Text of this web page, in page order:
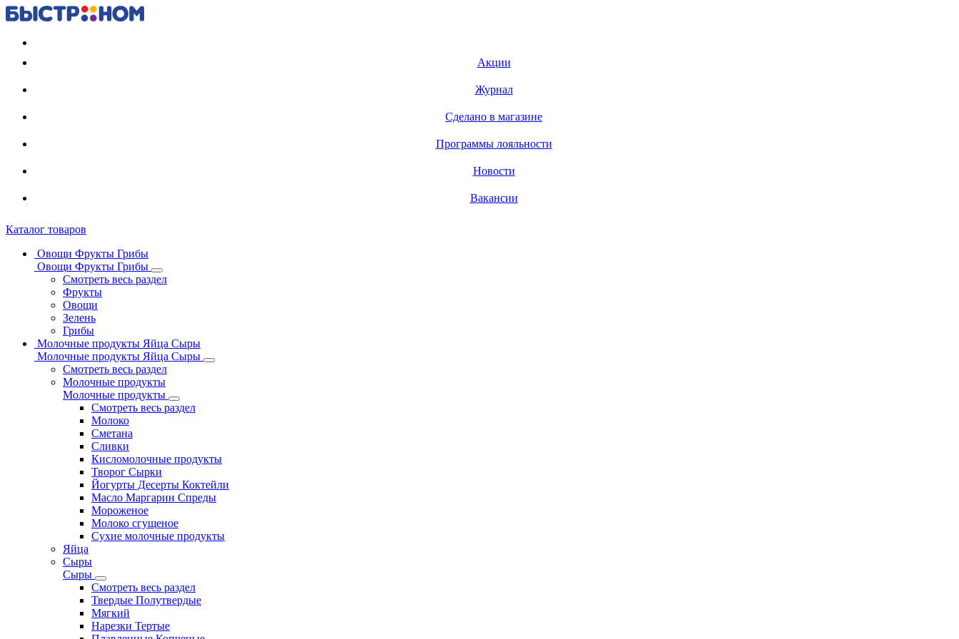
Акции
Журнал
Сделано в магазине
Программы лояльности
Новости
Вакансии
Каталог товаров
Овощи Фрукты Грибы
Овощи Фрукты Грибы
Смотреть весь раздел
Фрукты
Овощи
Зелень
Грибы
Молочные продукты Яйца Сыры
Молочные продукты Яйца Сыры
Смотреть весь раздел
Молочные продукты
Молочные продукты
Смотреть весь раздел
Молоко
Сметана
Сливки
Кисломолочные продукты
Творог Сырки
Йогурты Десерты Коктейли
Масло Маргарин Спреды
Мороженое
Молоко сгущеное
Сухие молочные продукты
Яйца
Сыры
Сыры
Смотреть весь раздел
Твердые Полутвердые
Мягкий
Нарезки Тертые